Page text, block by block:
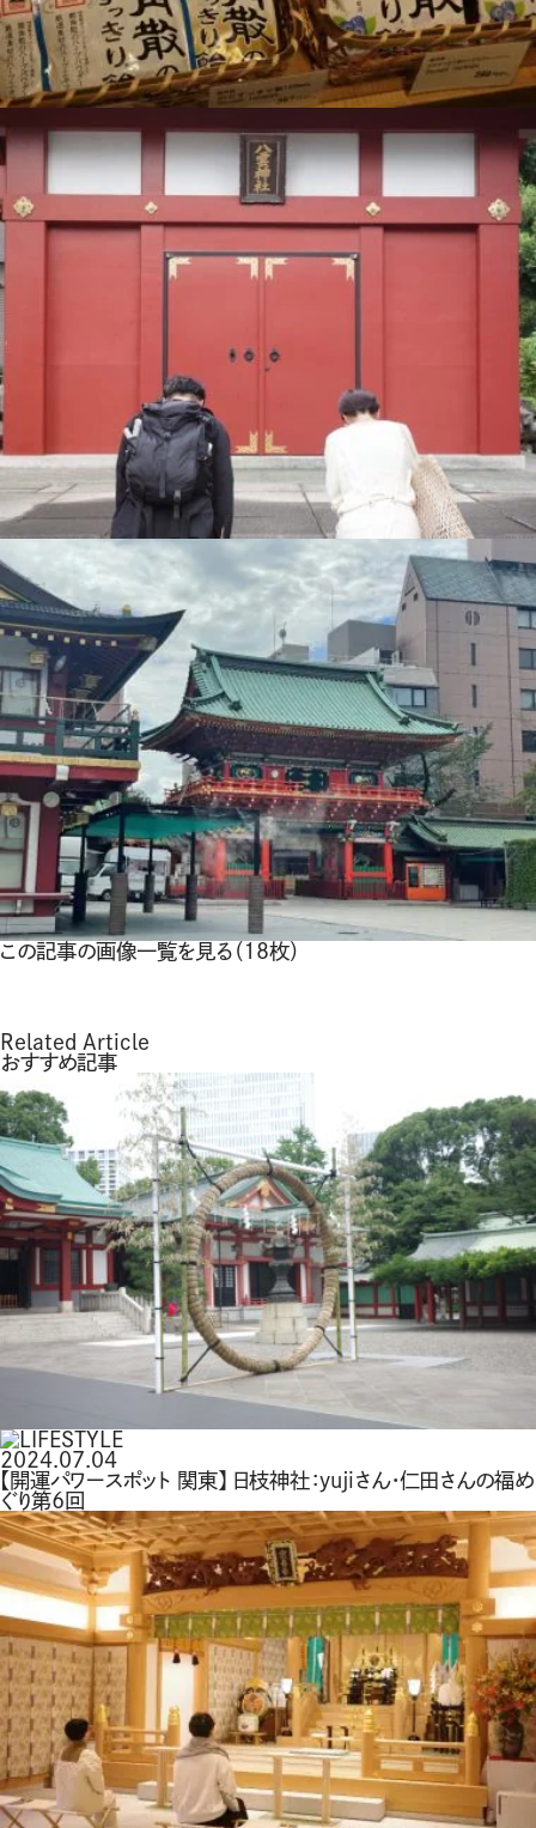
この記事の画像一覧を見る（18枚）
Related Article
おすすめ記事
2024.07.04
【開運パワースポット 関東】 日枝神社：yujiさん・仁田さんの福め
ぐり第６回